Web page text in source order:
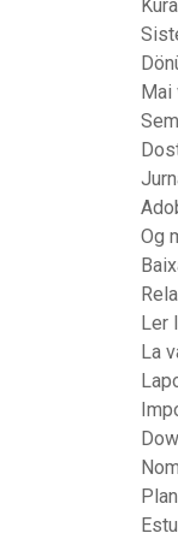
Mai
Og
Ler
La